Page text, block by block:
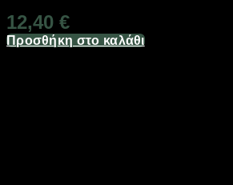
12,40 €
Προσθήκη στο καλάθι